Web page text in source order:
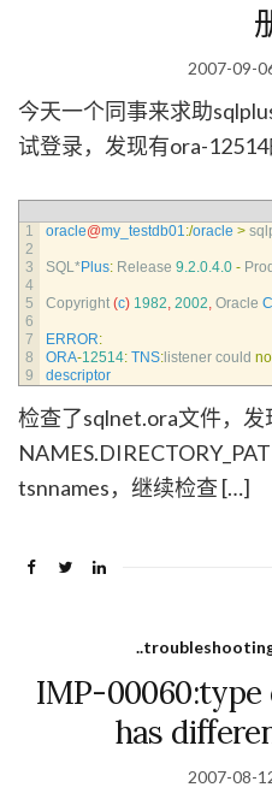
2007-09-
今天一个同事来求助
试登录，发现有ora-
1
2
3
4
5
6
7
8
9
oracle@my_testdb01:/oracle >
SQL*Plus: Release 9.2.0.4.0 -
Copyright (c) 1982, 2002, Oracle
ERROR:
ORA-12514: TNS: listener could
descriptor
检查了sqlnet.ora文件，发
tsnnames，继续检查 […]
IMP-
has
2007-08-